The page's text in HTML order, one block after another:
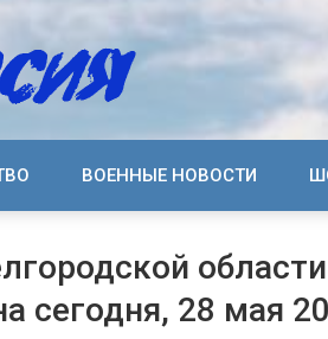
ВОЕННЫЕ НОВОСТИ
сегодня, 28 мая